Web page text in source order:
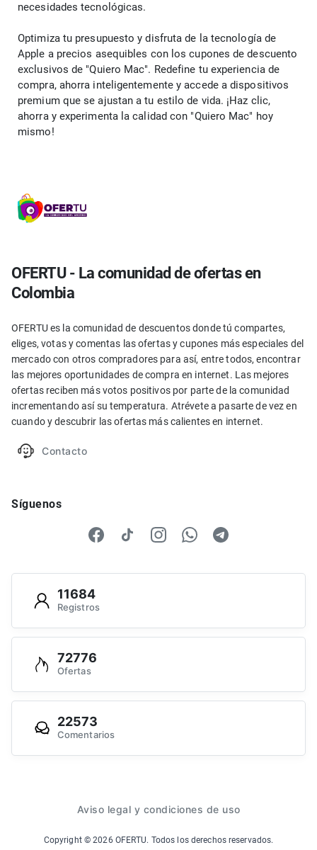
necesidades tecnológicas.
Optimiza tu presupuesto y disfruta de la tecnología de
Apple a precios asequibles con los cupones de descuento
exclusivos de "Quiero Mac". Redefine tu experiencia de
compra, ahorra inteligentemente y accede a dispositivos
premium que se ajustan a tu estilo de vida. ¡Haz clic,
ahorra y experimenta la calidad con "Quiero Mac" hoy
mismo!
OFERTU - La comunidad de ofertas en
Colombia
OFERTU es la comunidad de descuentos donde tú compartes,
eliges, votas y comentas las ofertas y cupones más especiales del
mercado con otros compradores para así, entre todos, encontrar
las mejores oportunidades de compra en internet. Las mejores
ofertas reciben más votos positivos por parte de la comunidad
incrementando así su temperatura. Atrévete a pasarte de vez en
cuando y descubrir las ofertas más calientes en internet.
Contacto
Síguenos
11684
Registros
72776
Ofertas
22573
Comentarios
Aviso legal y condiciones de uso
Copyright ©2026 OFERTU. Todos los derechos reservados.